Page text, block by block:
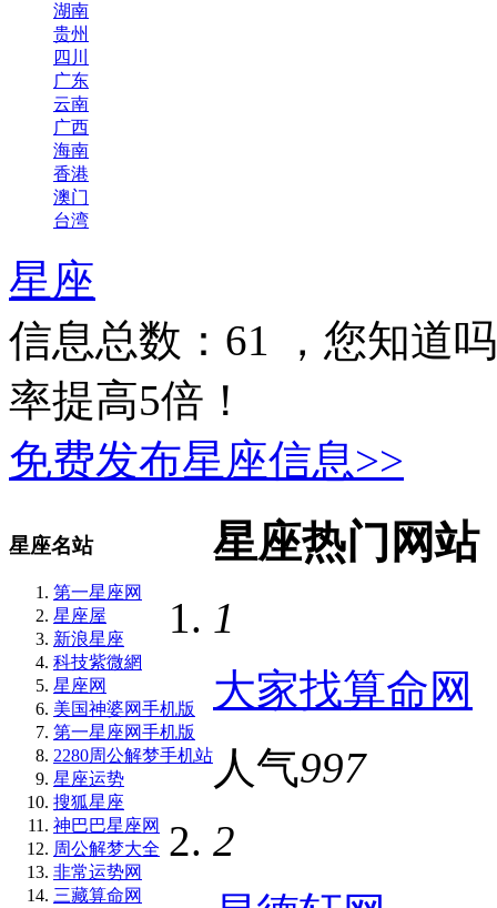
湖南
贵州
四川
广东
云南
广西
海南
香港
澳门
台湾
星座
信息总数： 61 ，您知道
率提高5倍！
免费发布星座信息>>
星座名站
第一星座网
星座屋
新浪星座
科技紫微網
星座网
美国神婆网手机版
第一星座网手机版
2280周公解梦手机站
星座运势
搜狐星座
神巴巴星座网
周公解梦大全
非常运势网
三藏算命网
星座热门网站
1
大家找算命网
人气997
2